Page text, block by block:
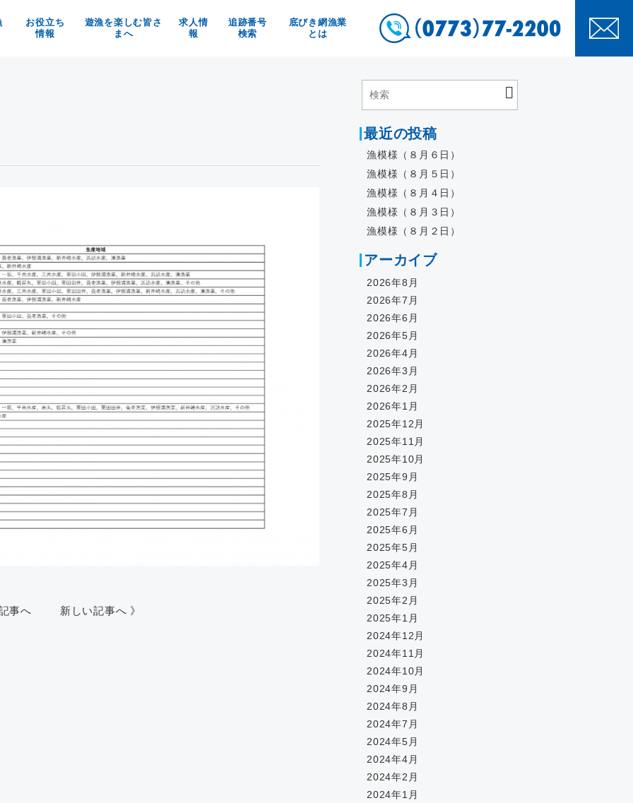
お役立ち
情報
遊漁を楽しむ皆さ
まへ
求人情
報
追跡番号
検索
底びき網漁業
とは
事へ 新しい記事へ 》
最近の投稿
漁模様（８月６日）
漁模様（８月５日）
漁模様（８月４日）
漁模様（８月３日）
漁模様（８月２日）
アーカイブ
2026年8月
2026年7月
2026年6月
2026年5月
2026年4月
2026年3月
2026年2月
2026年1月
2025年12月
2025年11月
2025年10月
2025年9月
2025年8月
2025年7月
2025年6月
2025年5月
2025年4月
2025年3月
2025年2月
2025年1月
2024年12月
2024年11月
2024年10月
2024年9月
2024年8月
2024年7月
2024年5月
2024年4月
2024年2月
2024年1月